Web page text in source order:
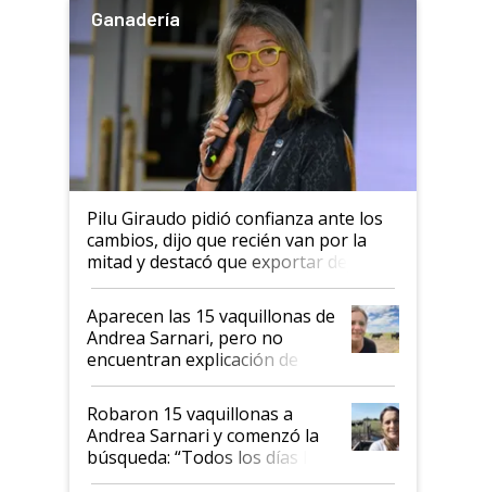
Ganadería
Pilu Giraudo pidió confianza ante los
cambios, dijo que recién van por la
mitad y destacó que exportar dejó de
ser "para unos pocos": "Tenemos un
mandato muy claro del gobierno
nacional"
Aparecen las 15 vaquillonas de
Andrea Sarnari, pero no
encuentran explicación de
cómo llegaron allí
Robaron 15 vaquillonas a
Andrea Sarnari y comenzó la
búsqueda: “Todos los días le
toca a algún productor”